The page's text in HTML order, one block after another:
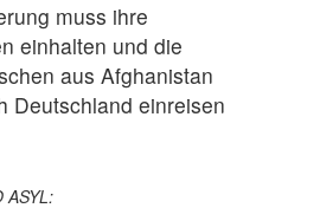
muss ihre
einhalten und die
aus Afghanistan
Deutschland einreisen
ASYL: